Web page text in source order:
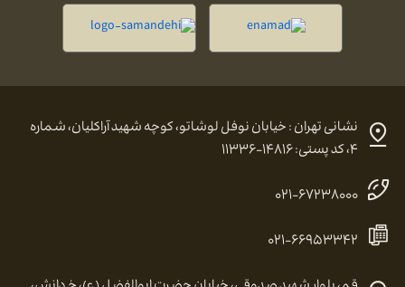
نشانی تهران : خیابان نوفل لوشاتو، کوچه شهید آراکلیان، شماره
۴، کد پستی: ۱۴۸۱۶-۱۱۳۳۶
۰۲۱-۶۷۲۳۸۰۰۰
۰۲۱-۶۶۹۵۳۳۴۲